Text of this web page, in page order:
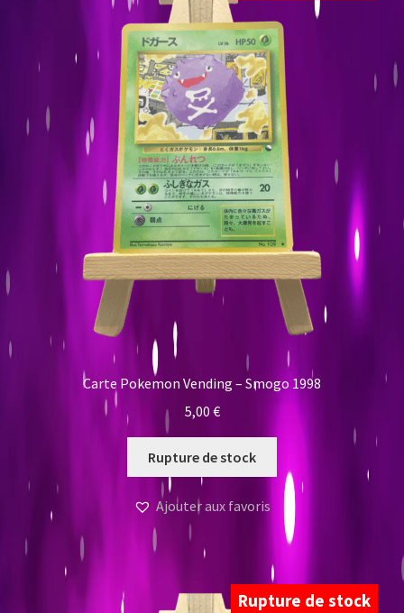
Carte Pokemon Vending – Smogo 1998
5,00 €
Rupture de stock
Ajouter aux favoris
Rupture de stock